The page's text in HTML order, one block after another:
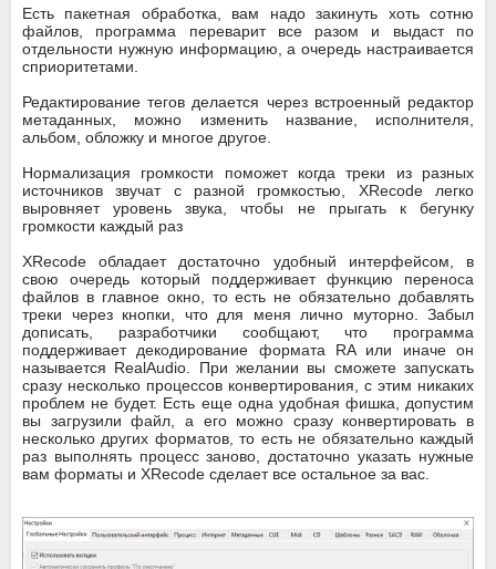
Есть пакетная обработка, вам надо закинуть хоть сотню
файлов, программа переварит все разом и выдаст по
отдельности нужную информацию, а очередь настраивается
сприоритетами.
Редактирование тегов делается через встроенный редактор
метаданных, можно изменить название, исполнителя,
альбом, обложку и многое другое.
Нормализация громкости поможет когда треки из разных
источников звучат с разной громкостью, XRecode легко
выровняет уровень звука, чтобы не прыгать к бегунку
громкости каждый раз
XRecode обладает достаточно удобный интерфейсом, в
свою очередь который поддерживает функцию переноса
файлов в главное окно, то есть не обязательно добавлять
треки через кнопки, что для меня лично муторно. Забыл
дописать, разработчики сообщают, что программа
поддерживает декодирование формата RA или иначе он
называется RealAudio. При желании вы сможете запускать
сразу несколько процессов конвертирования, с этим никаких
проблем не будет. Есть еще одна удобная фишка, допустим
вы загрузили файл, а его можно сразу конвертировать в
несколько других форматов, то есть не обязательно каждый
раз выполнять процесс заново, достаточно указать нужные
вам форматы и XRecode сделает все остальное за вас.